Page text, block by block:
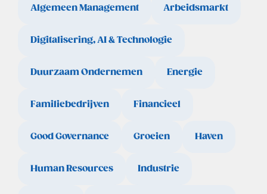
Algemeen Management Arbeidsmarkt
Digitalisering, AI & Technologie
Duurzaam Ondernemen Energie
Familiebedrijven Financieel
Good Governance Groeien Haven
Human Resources Industrie